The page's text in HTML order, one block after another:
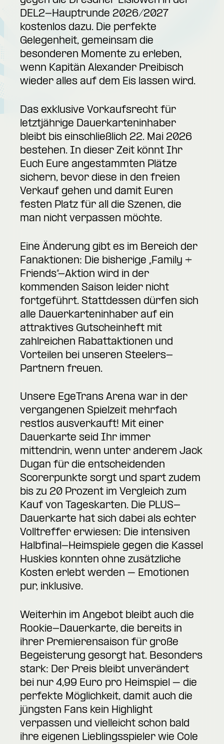
DEL2-Hauptrunde 2026/2027
kostenlos dazu. Die perfekte
Gelegenheit, gemeinsam die
besonderen Momente zu erleben,
wenn Kapitän Alexander Preibisch
wieder alles auf dem Eis lassen wird.
Das exklusive Vorkaufsrecht für
letztjährige Dauerkarteninhaber
bleibt bis einschließlich 22. Mai 2026
bestehen. In dieser Zeit könnt Ihr
Euch Eure angestammten Plätze
sichern, bevor diese in den freien
Verkauf gehen und damit Euren
festen Platz für all die Szenen, die
man nicht verpassen möchte.
Eine Änderung gibt es im Bereich der
Fanaktionen: Die bisherige „Family +
Friends“-Aktion wird in der
kommenden Saison leider nicht
fortgeführt. Stattdessen dürfen sich
alle Dauerkarteninhaber auf ein
attraktives Gutscheinheft mit
zahlreichen Rabattaktionen und
Vorteilen bei unseren Steelers-
Partnern freuen.
Unsere EgeTrans Arena war in der
vergangenen Spielzeit mehrfach
restlos ausverkauft! Mit einer
Dauerkarte seid Ihr immer
mittendrin, wenn unter anderem Jack
Dugan für die entscheidenden
Scorerpunkte sorgt und spart zudem
bis zu 20 Prozent im Vergleich zum
Kauf von Tageskarten. Die PLUS-
Dauerkarte hat sich dabei als echter
Volltreffer erwiesen: Die intensiven
Halbfinal-Heimspiele gegen die Kassel
Huskies konnten ohne zusätzliche
Kosten erlebt werden – Emotionen
pur, inklusive.
Weiterhin im Angebot bleibt auch die
Rookie-Dauerkarte, die bereits in
ihrer Premierensaison für große
Begeisterung gesorgt hat. Besonders
stark: Der Preis bleibt unverändert
bei nur 4,99 Euro pro Heimspiel – die
perfekte Möglichkeit, damit auch die
jüngsten Fans kein Highlight
verpassen und vielleicht schon bald
ihre eigenen Lieblingsspieler wie Cole